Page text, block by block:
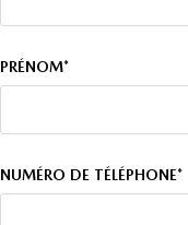
PRÉNOM*
NUMÉRO DE TÉLÉPHONE*